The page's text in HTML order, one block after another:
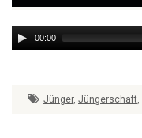
Audio
Player
00:00
Jünger, Jüngerschaft